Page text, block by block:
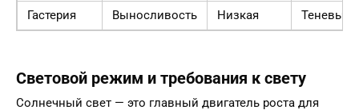
Гастерия Выносливость Низкая
Световой режим и требования к свету
Солнечный свет — это главный двигатель роста для